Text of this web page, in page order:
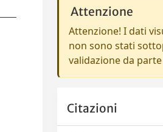
Attenzione
Attenzione! I dati
non sono stati
validazione da
Citazioni